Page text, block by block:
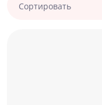
Сортировать